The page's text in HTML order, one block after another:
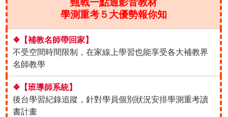
甄戰一點通影音教材
學測重考５大優勢報你知
❖【補教名師帶回家】
不受空間時間限制，在家線上學習也能享受各大補教界
名師教學
❖【班導師系統】
後台學習紀錄追蹤，針對學員個別狀況安排學測重考讀
書計畫